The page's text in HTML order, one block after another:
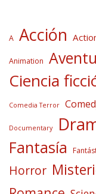
A Acción
Animation
Ciencia
Comedia Terror
Documentary
Fantasía
Horror